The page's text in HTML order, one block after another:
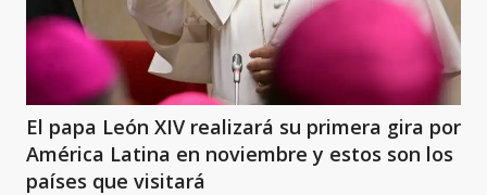
El papa León XIV realizará su primera gira por
América Latina en noviembre y estos son los
países que visitará